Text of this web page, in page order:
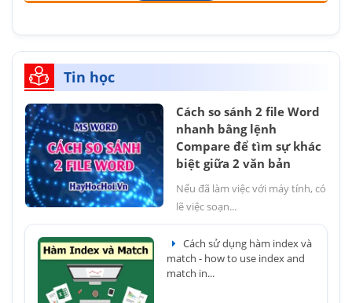
Tin học
Cách so sánh 2 file Word
nhanh bằng lệnh
Compare để tìm sự khác
biệt giữa 2 văn bản
Nếu đã làm việc với máy tính, có
lẽ việc soạn...
Cách sử dụng hàm index và
match - how to use index and
match in...